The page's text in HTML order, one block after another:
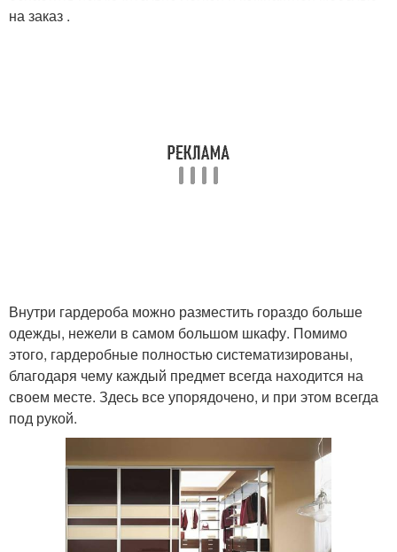
на заказ .
Внутри гардероба можно разместить гораздо больше
одежды, нежели в самом большом шкафу. Помимо
этого, гардеробные полностью систематизированы,
благодаря чему каждый предмет всегда находится на
своем месте. Здесь все упорядочено, и при этом всегда
под рукой.